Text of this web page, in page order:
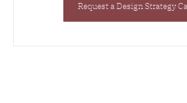
Request a Design Strategy